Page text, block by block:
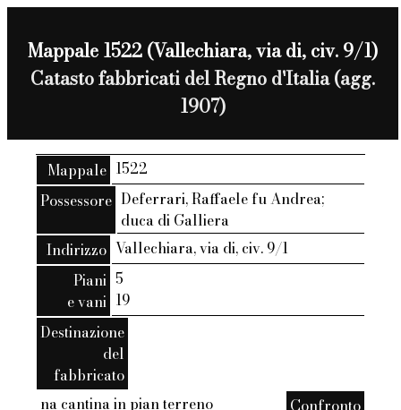
Mappale 1522 (Vallechiara, via di, civ. 9/1)
Catasto fabbricati del Regno d'Italia (agg.
1907)
Mappale 1522
Possessore Deferrari, Raffaele fu Andrea;
duca di Galliera
Indirizzo Vallechiara, via di, civ. 9/1
Piani
e vani
5
19
Destinazione
del
fabbricato
na cantina in pian terreno
Confronto